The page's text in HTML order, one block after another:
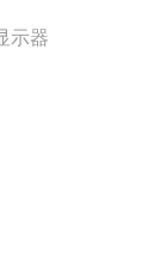
示器